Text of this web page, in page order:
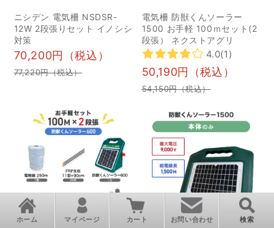
ましょう。 参考：
https://www.city.onomichi.hiroshima.jp/uploaded/
イノシシがもたらす被害
近年、イノシシによる被
廃、さらには人的被害ま
で発生しています。 これ
らの被害は農業従事者の
生活を脅かし、地域社会
全体に大きな影響を及ぼ
しています。 ここでは、
イノシシがもたらす具体
ニシデン 電気柵 NSDSR-
12W 2段張りセット イノシシ
対策
70,200円（税込）
77,220円（税込）
電気柵 防獣くんソーラー
1500 お手軽 100ｍセット(2
段張） ネクストアグリ
4.0(1)
50,190円（税込）
54,150円（税込）
ホーム マイページ カート お問い合わせ 検索